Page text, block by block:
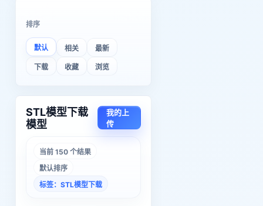
排序
默认 相关 最新
下载 收藏 浏览
STL模型下载
模型
我的上
传
当前 150 个结果
默认排序
标签：STL模型下载